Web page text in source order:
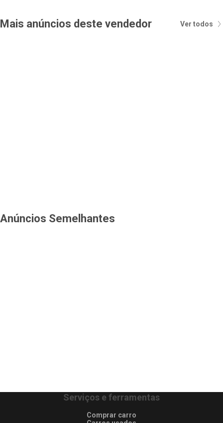
Mais anúncios deste vendedor Ver todos
Anúncios Semelhantes
Serviços e ferramentas
Comprar carro